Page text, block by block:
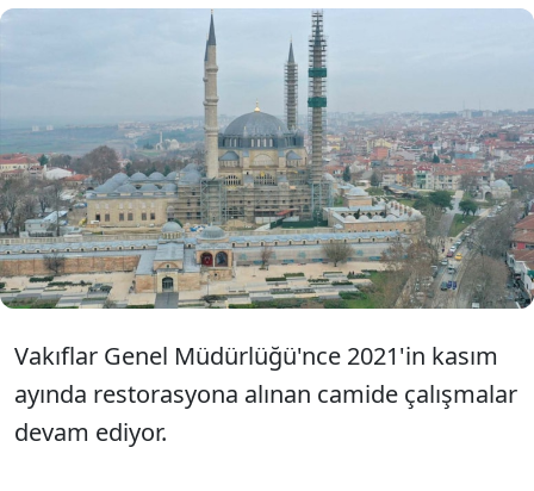
Restorasyon çalışmalarının sürdüğü
Selimiye Camisi, geçen yıl yurt içi ve
dışından çok sayıda ziyaretçi çekti.
Vakıflar Genel Müdürlüğü'nce 2021'in kasım
ayında restorasyona alınan camide çalışmalar
devam ediyor.